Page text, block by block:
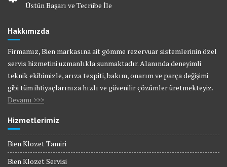
Üstün Başarı ve Tecrübe İle
Hakkımızda
Firmamız, Bien markasına ait gömme rezervuar sistemlerinin özel
servis hizmetini uzmanlıkla sunmaktadır. Alanında deneyimli
teknik ekibimizle, arıza tespiti, bakım, onarım ve parça değişimi
gibi tüm ihtiyaçlarınıza hızlı ve güvenilir çözümler üretmekteyiz.
Devamı >>>
Hizmetlerimiz
Bien Klozet Tamiri
Bien Klozet Servisi